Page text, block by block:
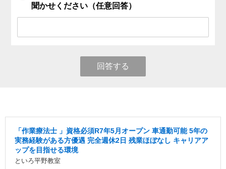
聞かせください（任意回答）
回答する
「作業療法士 」資格必須R7年5月オープン 車通勤可能 5年の
実務経験がある方優遇 完全週休2日 残業ほぼなし キャリアア
ップを目指せる環境
といろ平野教室